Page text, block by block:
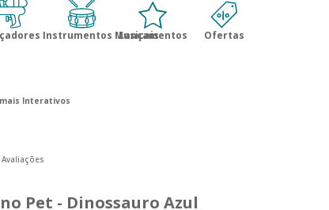
Instrumentos Musicais
Lançamentos Ofertas
Interativos
Avaliações
Pet - Dinossauro Azul